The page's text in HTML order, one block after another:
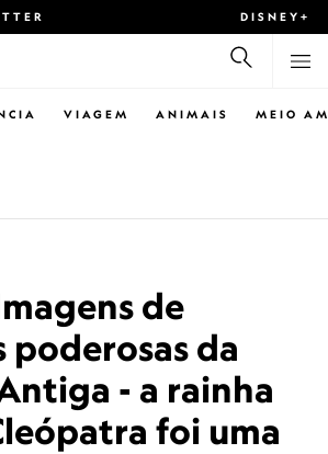
DISNEY+
VIAGEM ANIMAIS MEIO
de
poderosas da
- a rainha
foi uma